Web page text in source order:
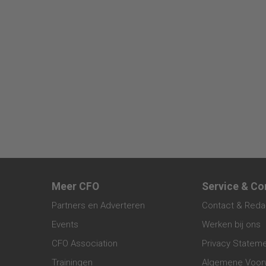
Meer CFO
Partners en Adverteren
Events
CFO Association
Trainingen
Service &
Contact &
Werken bij ons
Privacy
Algemene